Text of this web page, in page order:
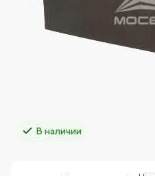
В наличии